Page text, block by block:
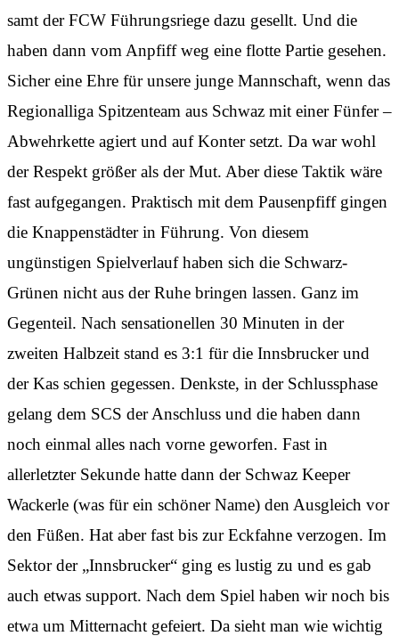
samt der FCW Führungsriege dazu gesellt. Und die
haben dann vom Anpfiff weg eine flotte Partie gesehen.
Sicher eine Ehre für unsere junge Mannschaft, wenn das
Regionalliga Spitzenteam aus Schwaz mit einer Fünfer –
Abwehrkette agiert und auf Konter setzt. Da war wohl
der Respekt größer als der Mut. Aber diese Taktik wäre
fast aufgegangen. Praktisch mit dem Pausenpfiff gingen
die Knappenstädter in Führung. Von diesem
ungünstigen Spielverlauf haben sich die Schwarz-
Grünen nicht aus der Ruhe bringen lassen. Ganz im
Gegenteil. Nach sensationellen 30 Minuten in der
zweiten Halbzeit stand es 3:1 für die Innsbrucker und
der Kas schien gegessen. Denkste, in der Schlussphase
gelang dem SCS der Anschluss und die haben dann
noch einmal alles nach vorne geworfen. Fast in
allerletzter Sekunde hatte dann der Schwaz Keeper
Wackerle (was für ein schöner Name) den Ausgleich vor
den Füßen. Hat aber fast bis zur Eckfahne verzogen. Im
Sektor der „Innsbrucker“ ging es lustig zu und es gab
auch etwas support. Nach dem Spiel haben wir noch bis
etwa um Mitternacht gefeiert. Da sieht man wie wichtig